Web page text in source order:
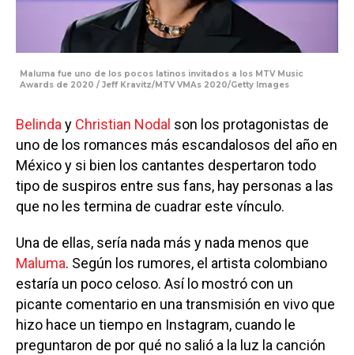
Maluma fue uno de los pocos latinos invitados a los MTV Music
Awards de 2020 / Jeff Kravitz/MTV VMAs 2020/Getty Images
Belinda y Christian Nodal son los protagonistas de
uno de los romances más escandalosos del año en
México y si bien los cantantes despertaron todo
tipo de suspiros entre sus fans, hay personas a las
que no les termina de cuadrar este vínculo.
Una de ellas, sería nada más y nada menos que
Maluma. Según los rumores, el artista colombiano
estaría un poco celoso. Así lo mostró con un
picante comentario en una transmisión en vivo que
hizo hace un tiempo en Instagram, cuando le
preguntaron de por qué no salió a la luz la canción